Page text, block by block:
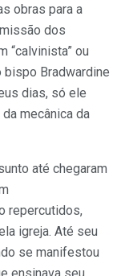
obras para a
dos
“calvinista” ou
bispo Bradwardine
dias, só ele
mecânica da
até chegaram
repercutidos,
igreja. Até seu
se manifestou
ensinava seu